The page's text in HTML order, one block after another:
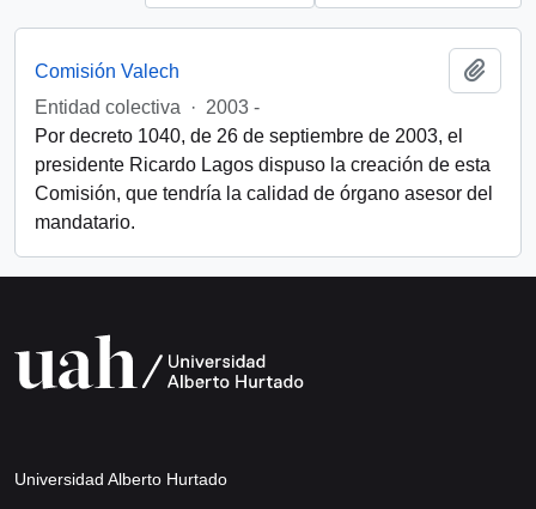
Comisión Valech
Entidad colectiva
· 2003 -
Por decreto 1040, de 26 de septiembre de 2003, el
presidente Ricardo Lagos dispuso la creación de esta
Comisión, que tendría la calidad de órgano asesor del
mandatario.
Universidad Alberto Hurtado